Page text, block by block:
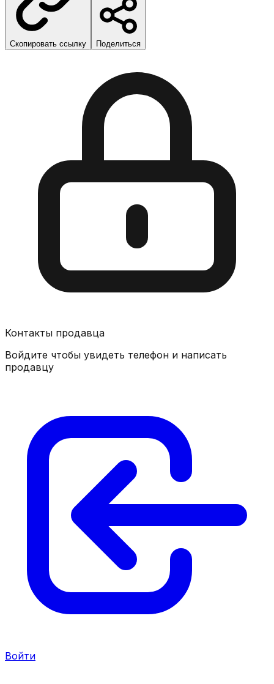
Скопировать ссылку Поделиться
Контакты продавца
Войдите чтобы увидеть телефон и написать
продавцу
Войти